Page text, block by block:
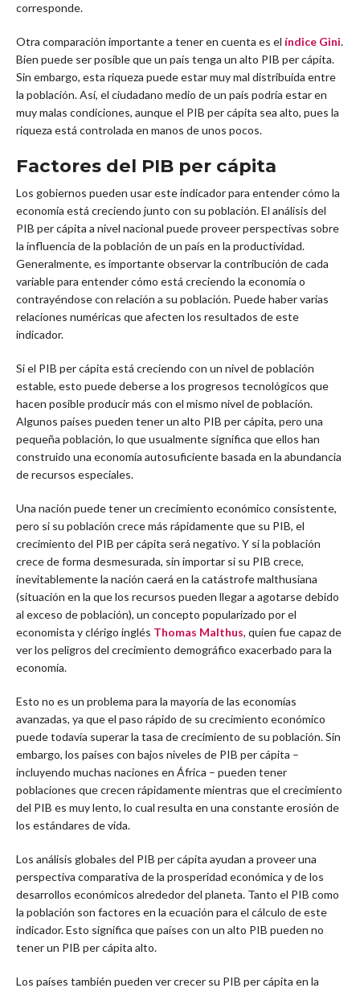
corresponde.
Otra comparación importante a tener en cuenta es el índice Gini.
Bien puede ser posible que un país tenga un alto PIB per cápita.
Sin embargo, esta riqueza puede estar muy mal distribuida entre
la población. Así, el ciudadano medio de un país podría estar en
muy malas condiciones, aunque el PIB per cápita sea alto, pues la
riqueza está controlada en manos de unos pocos.
Factores del PIB per cápita
Los gobiernos pueden usar este indicador para entender cómo la
economía está creciendo junto con su población. El análisis del
PIB per cápita a nivel nacional puede proveer perspectivas sobre
la influencia de la población de un país en la productividad.
Generalmente, es importante observar la contribución de cada
variable para entender cómo está creciendo la economía o
contrayéndose con relación a su población. Puede haber varias
relaciones numéricas que afecten los resultados de este
indicador.
Si el PIB per cápita está creciendo con un nivel de población
estable, esto puede deberse a los progresos tecnológicos que
hacen posible producir más con el mismo nivel de población.
Algunos países pueden tener un alto PIB per cápita, pero una
pequeña población, lo que usualmente significa que ellos han
construido una economía autosuficiente basada en la abundancia
de recursos especiales.
Una nación puede tener un crecimiento económico consistente,
pero si su población crece más rápidamente que su PIB, el
crecimiento del PIB per cápita será negativo. Y si la población
crece de forma desmesurada, sin importar si su PIB crece,
inevitablemente la nación caerá en la catástrofe malthusiana
(situación en la que los recursos pueden llegar a agotarse debido
al exceso de población), un concepto popularizado por el
economista y clérigo inglés Thomas Malthus, quien fue capaz de
ver los peligros del crecimiento demográfico exacerbado para la
economía.
Esto no es un problema para la mayoría de las economías
avanzadas, ya que el paso rápido de su crecimiento económico
puede todavía superar la tasa de crecimiento de su población. Sin
embargo, los países con bajos niveles de PIB per cápita –
incluyendo muchas naciones en África – pueden tener
poblaciones que crecen rápidamente mientras que el crecimiento
del PIB es muy lento, lo cual resulta en una constante erosión de
los estándares de vida.
Los análisis globales del PIB per cápita ayudan a proveer una
perspectiva comparativa de la prosperidad económica y de los
desarrollos económicos alrededor del planeta. Tanto el PIB como
la población son factores en la ecuación para el cálculo de este
indicador. Esto significa que países con un alto PIB pueden no
tener un PIB per cápita alto.
Los países también pueden ver crecer su PIB per cápita en la